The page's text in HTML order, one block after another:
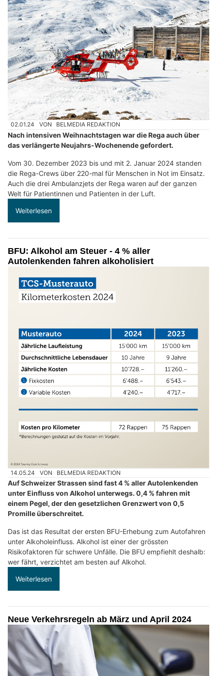
02.01.24 VON BELMEDIA REDAKTION
Nach intensiven Weihnachtstagen war die Rega auch über
das verlängerte Neujahrs-Wochenende gefordert.
Vom 30. Dezember 2023 bis und mit 2. Januar 2024 standen
die Rega-Crews über 220-mal für Menschen in Not im Einsatz.
Auch die drei Ambulanzjets der Rega waren auf der ganzen
Welt für Patientinnen und Patienten in der Luft.
Weiterlesen
BFU: Alkohol am Steuer - 4 % aller
Autolenkenden fahren alkoholisiert
14.05.24 VON BELMEDIA REDAKTION
Auf Schweizer Strassen sind fast 4 % aller Autolenkenden
unter Einfluss von Alkohol unterwegs. 0,4 % fahren mit
einem Pegel, der den gesetzlichen Grenzwert von 0,5
Promille überschreitet.
Das ist das Resultat der ersten BFU-Erhebung zum Autofahren
unter Alkoholeinfluss. Alkohol ist einer der grössten
Risikofaktoren für schwere Unfälle. Die BFU empfiehlt deshalb:
wer fährt, verzichtet am besten auf Alkohol.
Weiterlesen
Neue Verkehrsregeln ab März und April 2024